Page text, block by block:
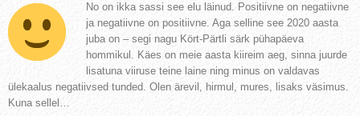
No on ikka sassi see elu läinud. Positiivne on negatiivne
ja negatiivne on positiivne. Aga selline see 2020 aasta
juba on – segi nagu Kört-Pärtli särk pühapäeva
hommikul. Käes on meie aasta kiireim aeg, sinna juurde
lisatuna viiruse teine laine ning minus on valdavas
ülekaalus negatiivsed tunded. Olen ärevil, hirmul, mures, lisaks väsimus.
Kuna sellel…